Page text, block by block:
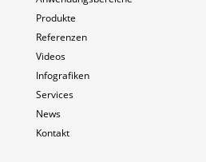
Produkte
Referenzen
Videos
Infografiken
Services
News
Kontakt